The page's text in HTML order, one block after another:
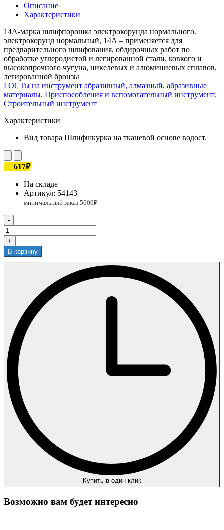
Описание
Характеристики
14А-марка шлифпорошка электрокорунда нормального.
электрокорунд нормальный, 14А – применяется для
предварительного шлифования, обдирочных работ по
обработке углеродистой и легированной стали, ковкого и
высокопрочного чугуна, никелевых и алюминиевых сплавов,
легированной бронзы
ГОСТы на инструмент абразивный, алмазный, абразивные
материалы. Приспособления и вспомогательный инструмент.
Строительный инструмент
Характеристики
Вид товара Шлифшкурка на тканевой основе водост.
617₽
На складе
Артикул: 54143
-
+
В корзину
Купить в один клик
Возможно вам будет интересно